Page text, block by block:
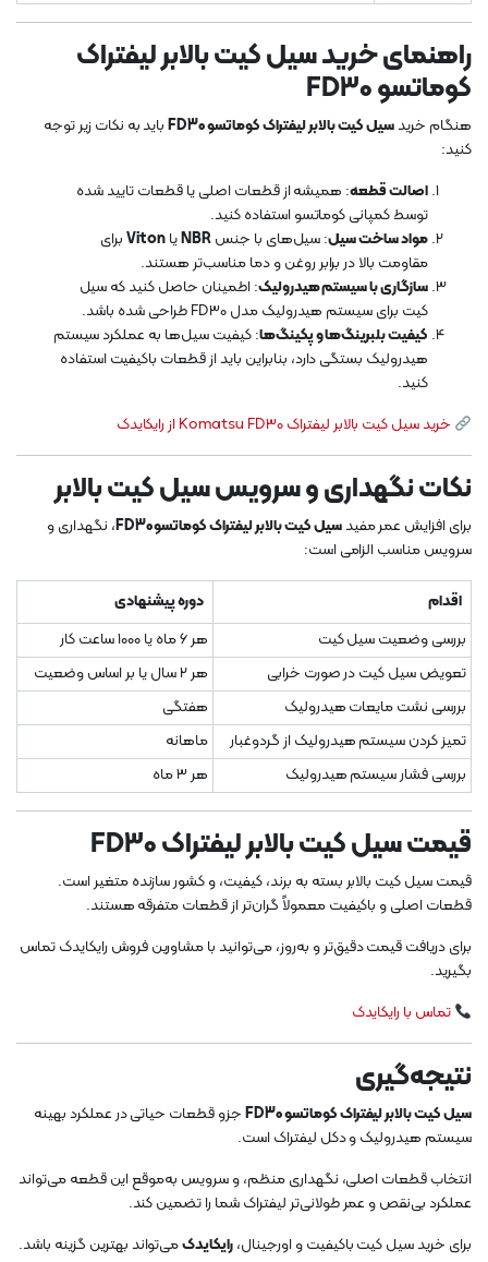
راهنمای خرید سیل کیت بالابر لیفتراک
کوماتسو FD30
هنگام خریدسیل کیت بالابر لیفتراک کوماتسو FD30
باید به نکات زیر توجه
کنید:
اصالت قطعه: همیشه از قطعات اصلی یا قطعات تایید شده
توسط کمپانی کوماتسو استفاده کنید.
مواد ساخت سیل: سیل‌های با جنسNBRیاVitonبرای
مقاومت بالا در برابر روغن و دما مناسب‌تر هستند.
سازگاری با سیستم هیدرولیک: اطمینان حاصل کنید که سیل
کیت برای سیستم هیدرولیک مدل FD30 طراحی شده باشد.
کیفیت بلبرینگ‌ها و پکینگ‌ها: کیفیت سیل‌ها به عملکرد سیستم
هیدرولیک بستگی دارد، بنابراین باید از قطعات باکیفیت استفاده
کنید.
خرید سیل کیت بالابر لیفتراک Komatsu FD30 از رایکایدک
نکات نگهداری و سرویس سیل کیت بالابر
برای افزایش عمر مفیدسیل کیت بالابر لیفتراک کوماتسو FD30
، نگهداری و
سرویس مناسب الزامی است:
اقدام
دوره پیشنهادی
بررسی وضعیت سیل کیت
هر ۶ ماه یا ۱۰۰۰ ساعت کار
تعویض سیل کیت در صورت خرابی
هر ۲ سال یا بر اساس وضعیت
بررسی نشت مایعات هیدرولیک
هفتگی
تمیز کردن سیستم هیدرولیک از گردوغبار
ماهانه
بررسی فشار سیستم هیدرولیک
هر ۳ ماه
قیمت سیل کیت بالابر لیفتراک FD30
قیمت سیل کیت بالابر بسته به برند، کیفیت، و کشور سازنده متغیر است.
قطعات اصلی و باکیفیت معمولاً گران‌تر از قطعات متفرقه هستند.
برای دریافت قیمت دقیق‌تر و به‌روز، می‌توانید با مشاورین فروش رایکایدک تماس
بگیرید.
تماس با رایکایدک
نتیجه‌گیری
سیل کیت بالابر لیفتراک کوماتسو FD30
جزو قطعات حیاتی در عملکرد بهینه
سیستم هیدرولیک و دکل لیفتراک است.
انتخاب قطعات اصلی، نگهداری منظم، و سرویس به‌موقع این قطعه می‌تواند
عملکرد بی‌نقص و عمر طولانی‌تر لیفتراک شما را تضمین کند.
برای خرید سیل کیت باکیفیت و اورجینال،رایکایدکمی‌تواند بهترین گزینه باشد.